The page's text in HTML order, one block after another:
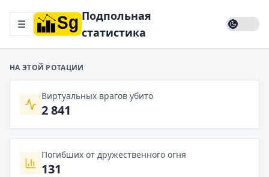
☰
Подпольная
статистика
НА ЭТОЙ РОТАЦИИ
Виртуальных врагов убито
2 841
Погибших от дружественного огня
131